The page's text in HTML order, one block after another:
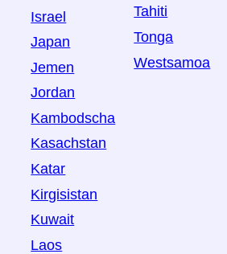
Israel
Japan
Jemen
Jordan
Kambodscha
Kasachstan
Katar
Kirgisistan
Kuwait
Laos
Tahiti
Tonga
Westsamoa